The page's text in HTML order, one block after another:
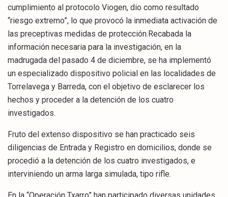
cumplimiento al protocolo Viogen, dio como resultado
“riesgo extremo”, lo que provocó la inmediata activación de
las preceptivas medidas de protección.Recabada la
información necesaria para la investigación, en la
madrugada del pasado 4 de diciembre, se ha implementó
un especializado dispositivo policial en las localidades de
Torrelavega y Barreda, con el objetivo de esclarecer los
hechos y proceder a la detención de los cuatro
investigados.
Fruto del extenso dispositivo se han practicado seis
diligencias de Entrada y Registro en domicilios, donde se
procedió a la detención de los cuatro investigados, e
interviniendo un arma larga simulada, tipo rifle.